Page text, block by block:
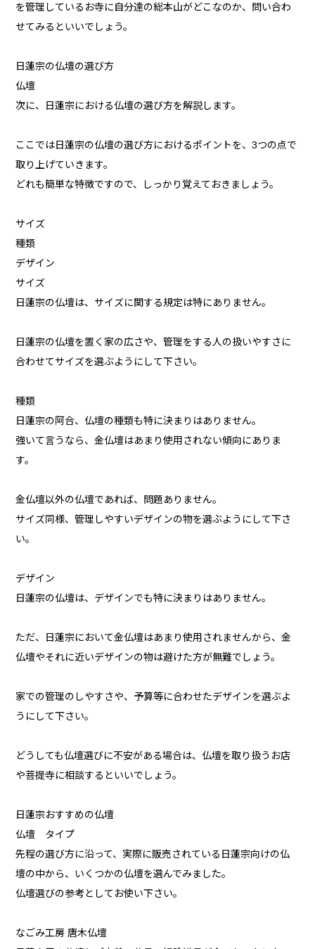
を管理しているお寺に自分達の総本山がどこなのか、問い合わ
せてみるといいでしょう。
日蓮宗の仏壇の選び方
仏壇
次に、日蓮宗における仏壇の選び方を解説します。
ここでは日蓮宗の仏壇の選び方におけるポイントを、3つの点で
取り上げていきます。
どれも簡単な特徴ですので、しっかり覚えておきましょう。
サイズ
種類
デザイン
サイズ
日蓮宗の仏壇は、サイズに関する規定は特にありません。
日蓮宗の仏壇を置く家の広さや、管理をする人の扱いやすさに
合わせてサイズを選ぶようにして下さい。
種類
日蓮宗の阿合、仏壇の種類も特に決まりはありません。
強いて言うなら、金仏壇はあまり使用されない傾向にありま
す。
金仏壇以外の仏壇であれば、問題ありません。
サイズ同様、管理しやすいデザインの物を選ぶようにして下さ
い。
デザイン
日蓮宗の仏壇は、デザインでも特に決まりはありません。
ただ、日蓮宗において金仏壇はあまり使用されませんから、金
仏壇やそれに近いデザインの物は避けた方が無難でしょう。
家での管理のしやすさや、予算等に合わせたデザインを選ぶよ
うにして下さい。
どうしても仏壇選びに不安がある場合は、仏壇を取り扱うお店
や菩提寺に相談するといいでしょう。
日蓮宗おすすめの仏壇
仏壇 タイプ
先程の選び方に沿って、実際に販売されている日蓮宗向けの仏
壇の中から、いくつかの仏壇を選んでみました。
仏壇選びの参考としてお使い下さい。
なごみ工房 唐木仏壇